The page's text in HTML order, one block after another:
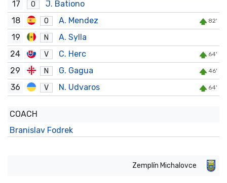
17 O
J. Bationo
18
O A. Mendez 82'
19 N
A. Sylla
24
V C. Herc 64'
29 N G. Gagua 46'
36 V N. Udvaros 64'
COACH
Branislav Fodrek
Zemplín Michalovce